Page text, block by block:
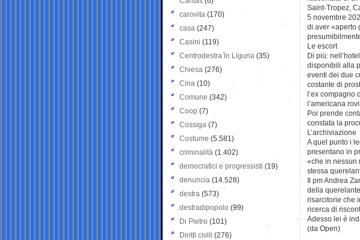
Saint-Tropez,
5 novembre
di aver «aperto
Le escort
Di più:
disponibili alla
eventi dei due
costante di
l’ex
l’americana
Poi prende
constata la
L’archiviazione
A quel punto i
presentano in
«che in nessun
stessa
Il pm Andrea
della
risarcitorie che
ricerca di
Adesso lei è
(da Open)
carovita (170)
casa (247)
Casini (119)
Centrodestra in Liguria (35)
Chiesa (276)
Cina (10)
Comune (342)
Coop (7)
Cossiga (7)
Costume (5.581)
criminalità (1.402)
democratici e progressisti (19)
denuncia (14.528)
destra (573)
destradipopolo (99)
Di Pietro (101)
Diritti civili (276)